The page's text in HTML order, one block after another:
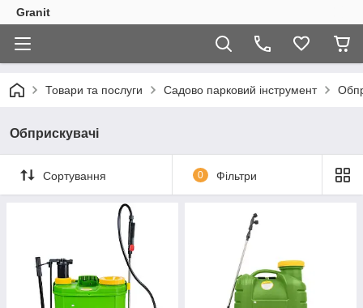
Granit
Товари та послуги Садово парковий інструмент
Обприскувачі
Сортування 0 Фільтри